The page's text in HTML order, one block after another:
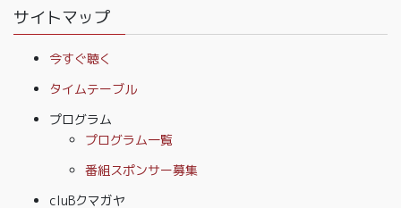
サイトマップ
今すぐ聴く
タイムテーブル
プログラム
プログラム一覧
番組スポンサー募集
cluBクマガヤ